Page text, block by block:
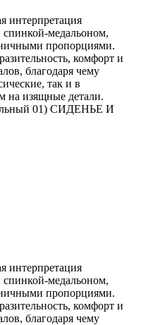
интерпретация
спинкой-медальоном,
пропорциями.
комфорт и
благодаря чему
так и в
на изящные детали.
01) СИДЕНЬЕ И
интерпретация
спинкой-медальоном,
пропорциями.
комфорт и
благодаря чему